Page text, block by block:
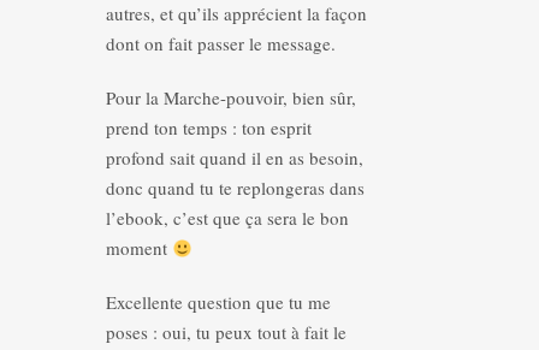
autres, et qu’ils apprécient la façon
dont on fait passer le message.
Pour la Marche-pouvoir, bien sûr,
prend ton temps : ton esprit
profond sait quand il en as besoin,
donc quand tu te replongeras dans
l’ebook, c’est que ça sera le bon
moment
Excellente question que tu me
poses : oui, tu peux tout à fait le